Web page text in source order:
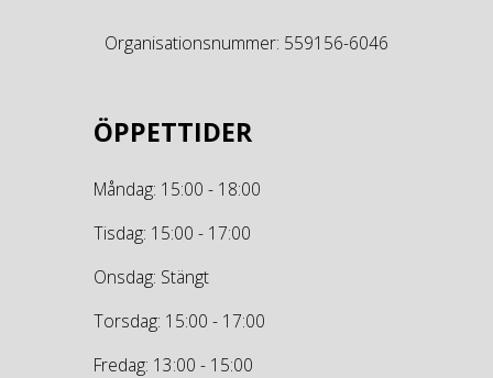
Organisationsnummer: 559156-6046
ÖPPETTIDER
Måndag: 15:00 - 18:00
Tisdag: 15:00 - 17:00
Onsdag: Stängt
Torsdag: 15:00 - 17:00
Fredag: 13:00 - 15:00